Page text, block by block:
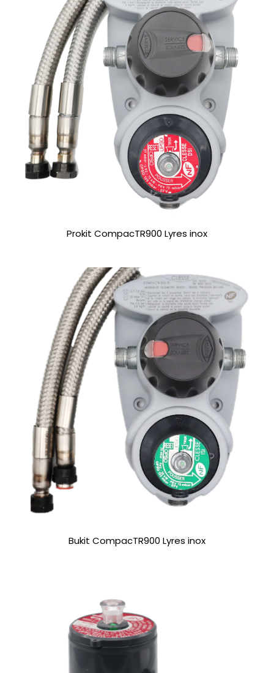
Prokit CompacTR900 Lyres inox
Bukit CompacTR900 Lyres inox